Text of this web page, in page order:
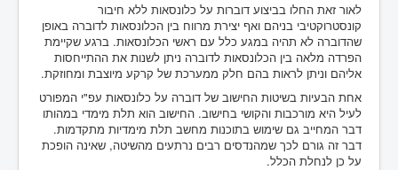
לאור זאת החלו בביצוע דוברות על כלונסאות ללא חיבור
קונסטרוקטיבי בניהם ואף יצירת מרווח בין הכלונסאות לדוברה באופן
שהדוברה לא תהיה במגע כלל עם ראשי הכלונסאות. ברגע שקיימת
הפרדה מלאה בין הכלונסאות לדוברה ניתן לשנות את ההתייחסות
אליהם וניתן לראות בהם חלק ממערכת של קרקע מיוצבת ומחוזקת.
אחת הבעיות בשיטות החישוב של דוברה על כלונסאות עפ"י המפורט
לעיל היא מורכבות והקושי בחישוב. החישוב הוא תלת מימדי במהותו
דבר המחייב גם שימוש בתוכנות מחשב תלת מימדיות מתקדמות.
דבר זה גורם לכך שמהנדסים רבים נרתעים מהשיטה, שאינה הופכת
על כן לנחלת הכלל.